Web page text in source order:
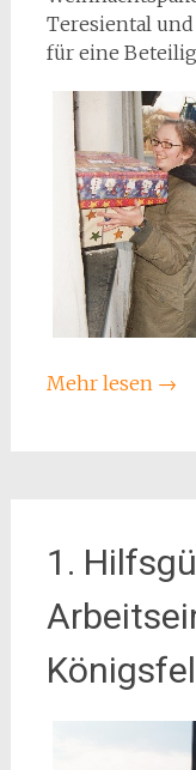
Teresiental
für eine
Mehr lesen →
1.